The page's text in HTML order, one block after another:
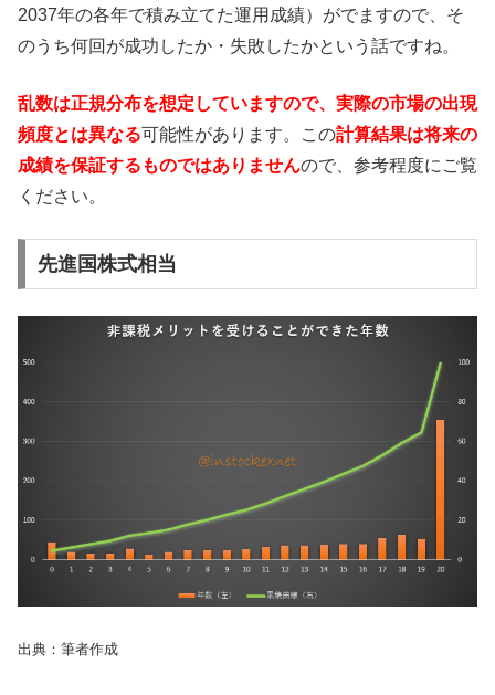
2037年の各年で積み立てた運用成績）がでますので、そ
のうち何回が成功したか・失敗したかという話ですね。
乱数は正規分布を想定していますので、実際の市場の出現
頻度とは異なる可能性があります。この計算結果は将来の
成績を保証するものではありませんので、参考程度にご覧
ください。
先進国株式相当
出典：筆者作成